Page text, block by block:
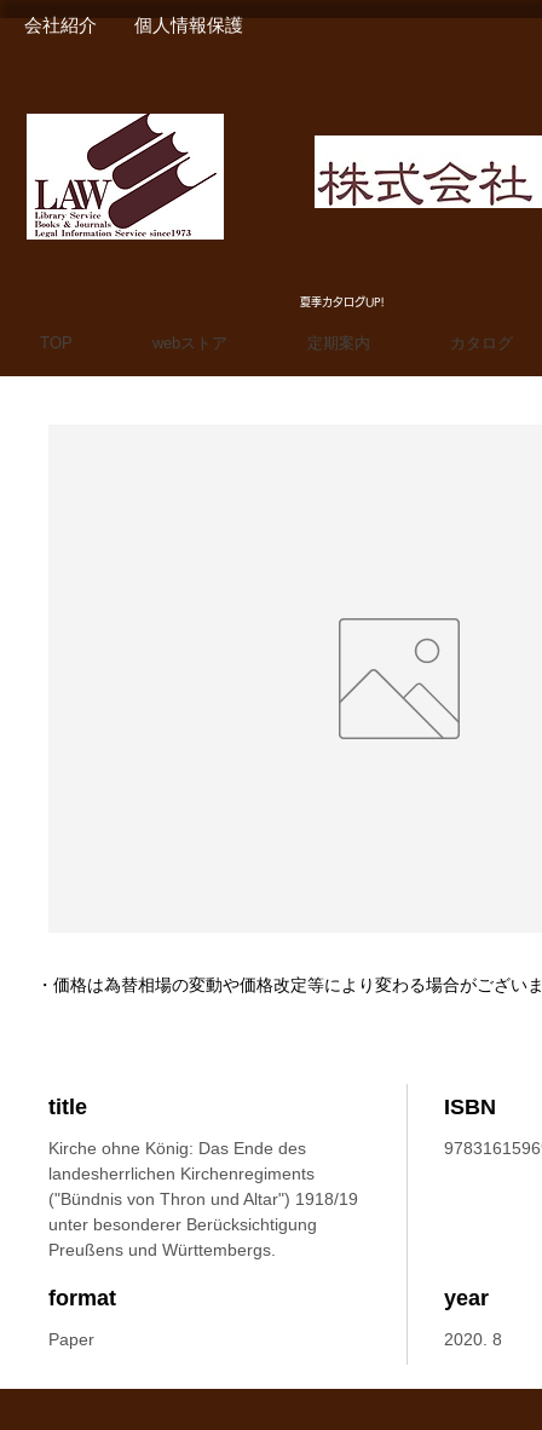
会社紹介 個人情報保護
夏季カタログUP!
TOP webストア 定期案内 カタログ
title
Kirche ohne König: Das Ende des
landesherrlichen Kirchenregiments
("Bündnis von Thron und Altar") 1918/19
unter besonderer Berücksichtigung
Preußens und Württembergs.
ISBN
format
Paper
year
2020. 8
・価格は為替相場の変動や価格改定等により変わる場合がござい